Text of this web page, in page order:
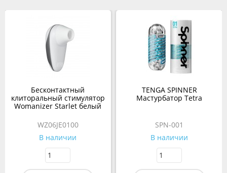
Бесконтактный
клиторальный стимулятор
Womanizer Starlet белый
WZ06JE0100
В наличии
TENGA SPINNER
Мастурбатор Tetra
SPN-001
В наличии